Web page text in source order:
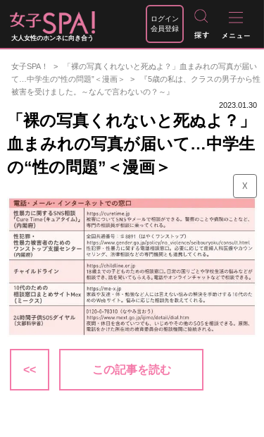
大人女性のホンネに向き合う
ログイン
会員登録
女子SPA！
「裸の写真くれないと死ぬよ？」血まみれの写真が届い
て…中学生の“性の問題”＜漫画＞
『5歳の私は、クラスの男子から性
被害を受けました。～なんで言わないの？～』
2023.01.30
「裸の写真くれないと死ぬよ？」
血まみれの写真が届いて…中学生
の“性の問題”＜漫画＞
☓
<< この記事を読む